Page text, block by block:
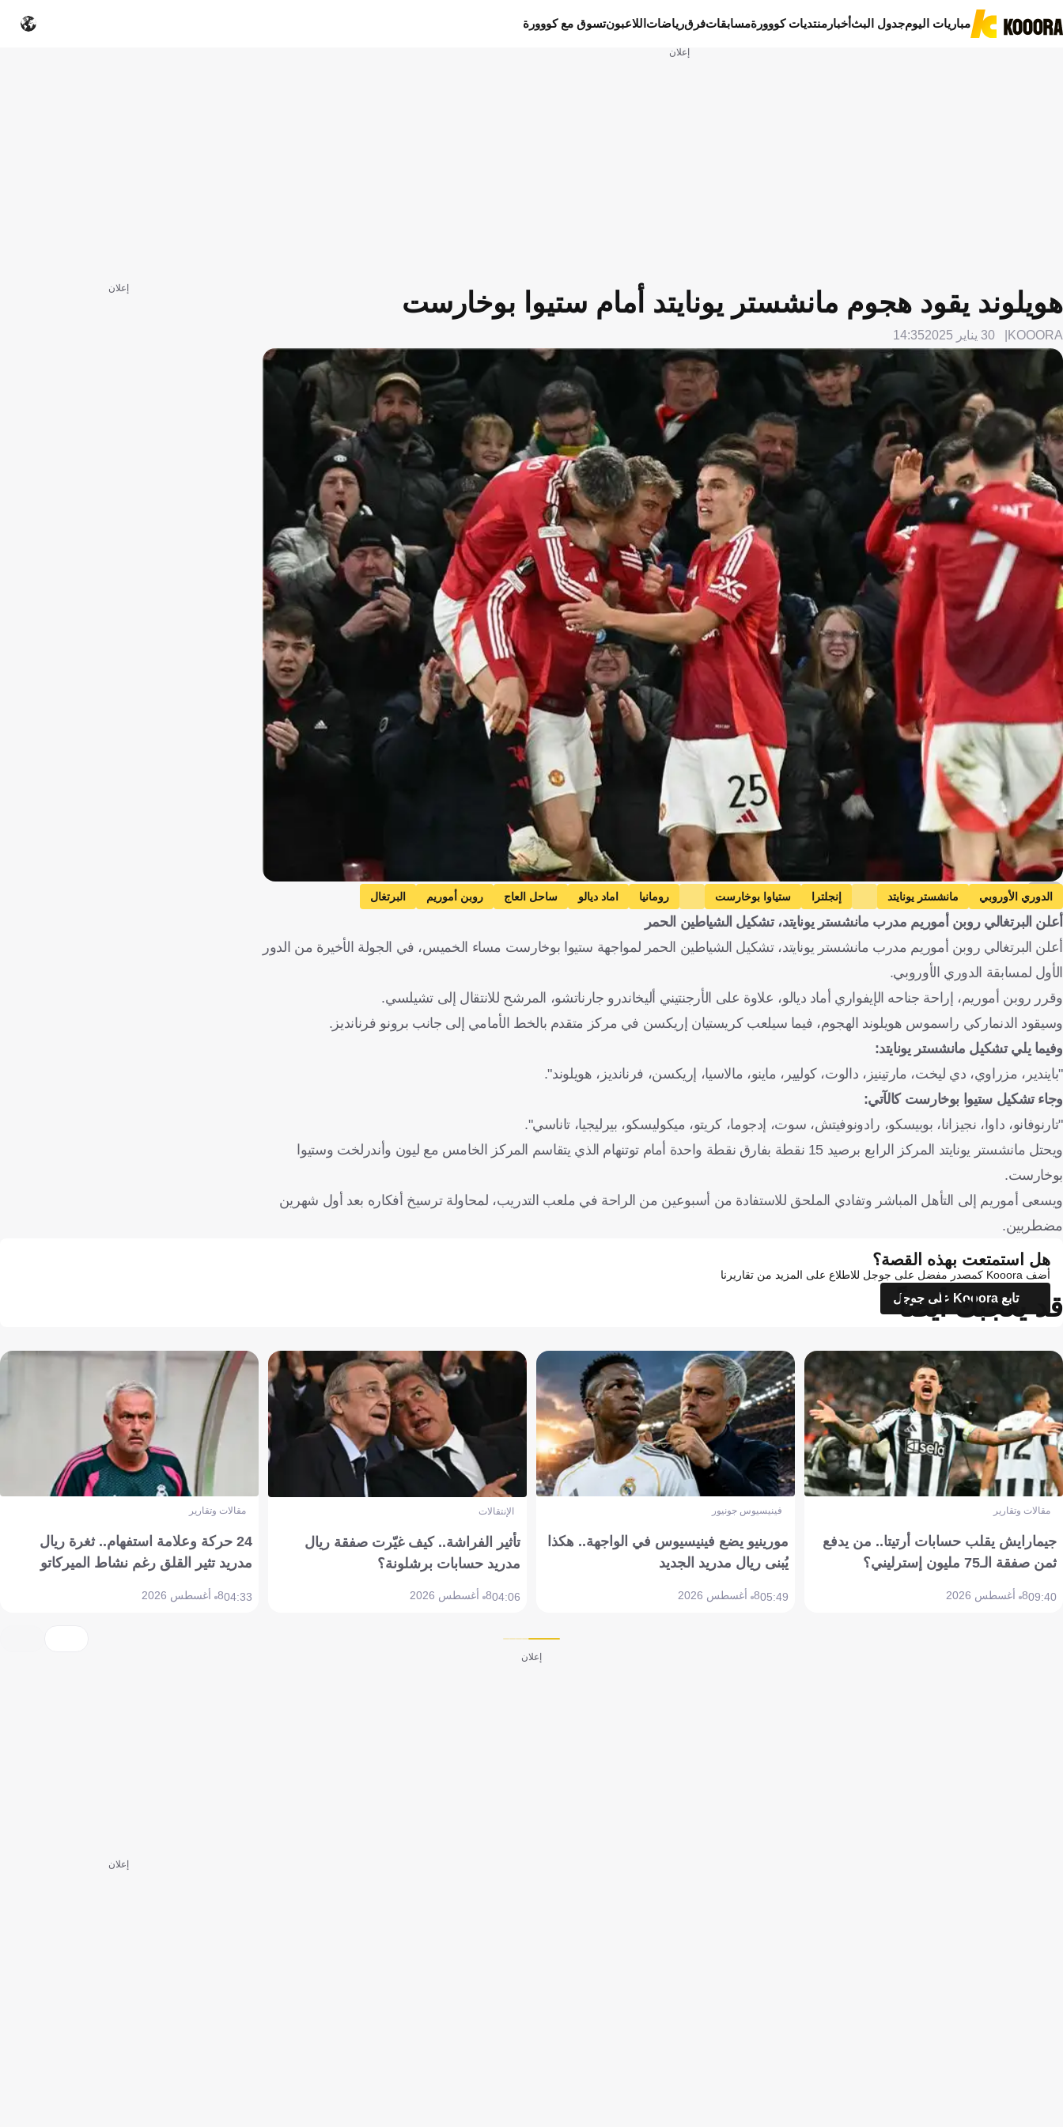
مباريات اليومجدول البثأخبار منتديات كووورةمسابقاتفرقرياضات اللاعبونتسوق مع كووورة
إعلان
هويلوند يقود هجوم مانشستر يونايتد أمام ستيوا بوخارست
KOOORA 30 يناير 2025 14:35
AFP
الدوري الأوروبي مانشستر يونايتد إنجلترا ستياوا بوخارست رومانيا اماد ديالو ساحل العاج روبن أموريم
البرتغال
كريستيان إريكسن
الدانمرك أليخاندرو جارناتشو الأرجنتين راسموس هويلوند
أعلن البرتغالي روبن أموريم مدرب مانشستر يونايتد، تشكيل الشياطين الحمر
أعلن البرتغالي روبن أموريم مدرب مانشستر يونايتد، تشكيل الشياطين الحمر لمواجهة ستيوا بوخارست مساء الخميس، في الجولة الأخيرة من الدور
الأول لمسابقة الدوري الأوروبي.
وقرر روبن أموريم، إراحة جناحه الإيفواري أماد ديالو، علاوة على الأرجنتيني أليخاندرو جارناتشو، المرشح للانتقال إلى تشيلسي.
وسيقود الدنماركي راسموس هويلوند الهجوم، فيما سيلعب كريستيان إريكسن في مركز متقدم بالخط الأمامي إلى جانب برونو فرنانديز.
وفيما يلي تشكيل مانشستر يونايتد:
"بايندير، مزراوي، دي ليخت، مارتينيز، دالوت، كوليير، ماينو، مالاسيا، إريكسن، فرنانديز، هويلوند".
وجاء تشكيل ستيوا بوخارست كالآتي:
"تارنوفانو، داوا، نجيزانا، بوبيسكو، رادونوفيتش، سوت، إدجوما، كريتو، ميكوليسكو، بيرليجيا، تاناسي".
ويحتل مانشستر يونايتد المركز الرابع برصيد 15 نقطة بفارق نقطة واحدة أمام توتنهام الذي يتقاسم المركز الخامس مع ليون وأندرلخت وستيوا
بوخارست.
ويسعى أموريم إلى التأهل المباشر وتفادي الملحق للاستفادة من أسبوعين من الراحة في ملعب التدريب، لمحاولة ترسيخ أفكاره بعد أول شهرين
مضطربين.
إعلان
هل استمتعت بهذه القصة؟
أضف Kooora كمصدر مفضل على جوجل للاطلاع على المزيد من تقاريرنا
تابع Kooora على جوجل
قد يعجبك أيضاً
مقالات وتقارير
جيمارايش يقلب حسابات أرتيتا.. من يدفع
ثمن صفقة الـ75 مليون إسترليني؟
09:408 أغسطس 2026
فينيسيوس جونيور
مورينيو يضع فينيسيوس في الواجهة.. هكذا
يُبنى ريال مدريد الجديد
05:498 أغسطس 2026
الإنتقالات
تأثير الفراشة.. كيف غيّرت صفقة ريال
مدريد حسابات برشلونة؟
04:068 أغسطس 2026
مقالات وتقارير
24 حركة وعلامة استفهام.. ثغرة ريال
مدريد تثير القلق رغم نشاط الميركاتو
04:338 أغسطس 2026
إعلان
إعلان